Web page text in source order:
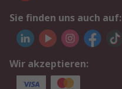
Sie finden uns auch auf:
Wir akzeptieren: